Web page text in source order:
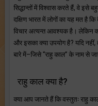
सिद्धान्तों में विश्वास करते हैं, वे इसे
दक्षिण भारत में लोगों का यह मत है
विचार अत्यन्त आवश्यक है। लेकिन
और इसका क्या उपयोग है? यदि
बारे में–जिसे “राहु काल” के नाम से
राहु काल क्या है?
क्या आप जानते हैं कि वस्तुतः राहु